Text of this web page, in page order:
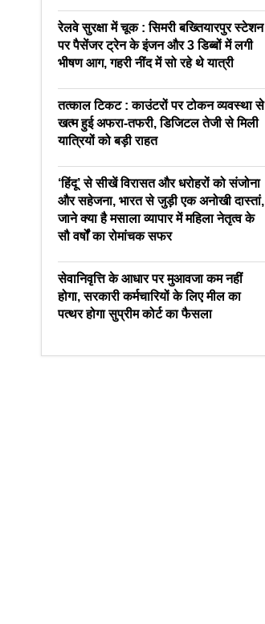
रेलवे सुरक्षा में चूक : सिमरी बख्तियारपुर स्टेशन
पर पैसेंजर ट्रेन के इंजन और 3 डिब्बों में लगी
भीषण आग, गहरी नींद में सो रहे थे यात्री
तत्काल टिकट : काउंटरों पर टोकन व्यवस्था से
खत्म हुई अफरा-तफरी, डिजिटल तेजी से मिली
यात्रियों को बड़ी राहत
‘हिंदू’ से सीखें विरासत और धरोहरों को संजोना
और सहेजना, भारत से जुड़ी एक अनोखी दास्तां,
जाने क्या है मसाला व्यापार में महिला नेतृत्व के
सौ वर्षों का रोमांचक सफर
सेवानिवृत्ति के आधार पर मुआवजा कम नहीं
होगा, सरकारी कर्मचारियों के लिए मील का
पत्थर होगा सुप्रीम कोर्ट का फैसला